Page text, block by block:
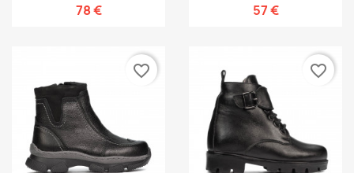
78 € 57 €
favorite_border favorite_border